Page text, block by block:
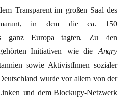
Transparent im großen Saal des
Amarant, in dem die ca. 150
ganz Europa tagten. Zu den
Initiativen wie die Angry
sowie AktivistInnen sozialer
wurde vor allem von der
und dem Blockupy-Netzwerk